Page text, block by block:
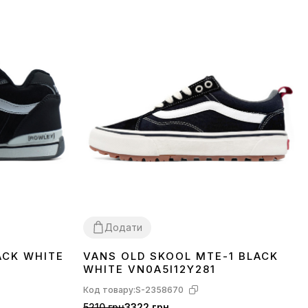
WHITE
Додати
3739 414345
VANS OLD SKOOL MTE-1 BLACK
WHITE VN0A5I12Y281
Код товару:S-2358670